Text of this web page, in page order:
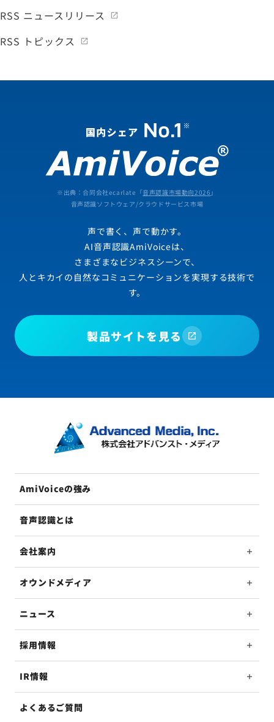
RSS ニュースリリース
RSS トピックス
※出典：合同会社ecarlate「音声認識市場動向2026 」
音声認識ソフトウェア/クラウドサービス市場
声で書く、声で動かす。
AI音声認識AmiVoiceは、
さまざまなビジネスシーンで、
人とキカイの自然なコミュニケーションを実現する技術で
す。
製品サイトを見る
AmiVoiceの強み
音声認識とは
会社案内
オウンドメディア
ニュース
採用情報
IR情報
よくあるご質問